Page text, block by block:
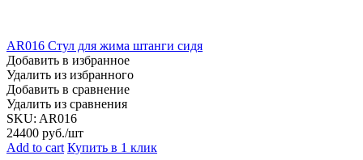
AR016 Стул для жима штанги сидя
Добавить в избранное
Удалить из избранного
Добавить в сравнение
Удалить из сравнения
SKU: AR016
24400 руб./шт
Add to cart Купить в 1 клик